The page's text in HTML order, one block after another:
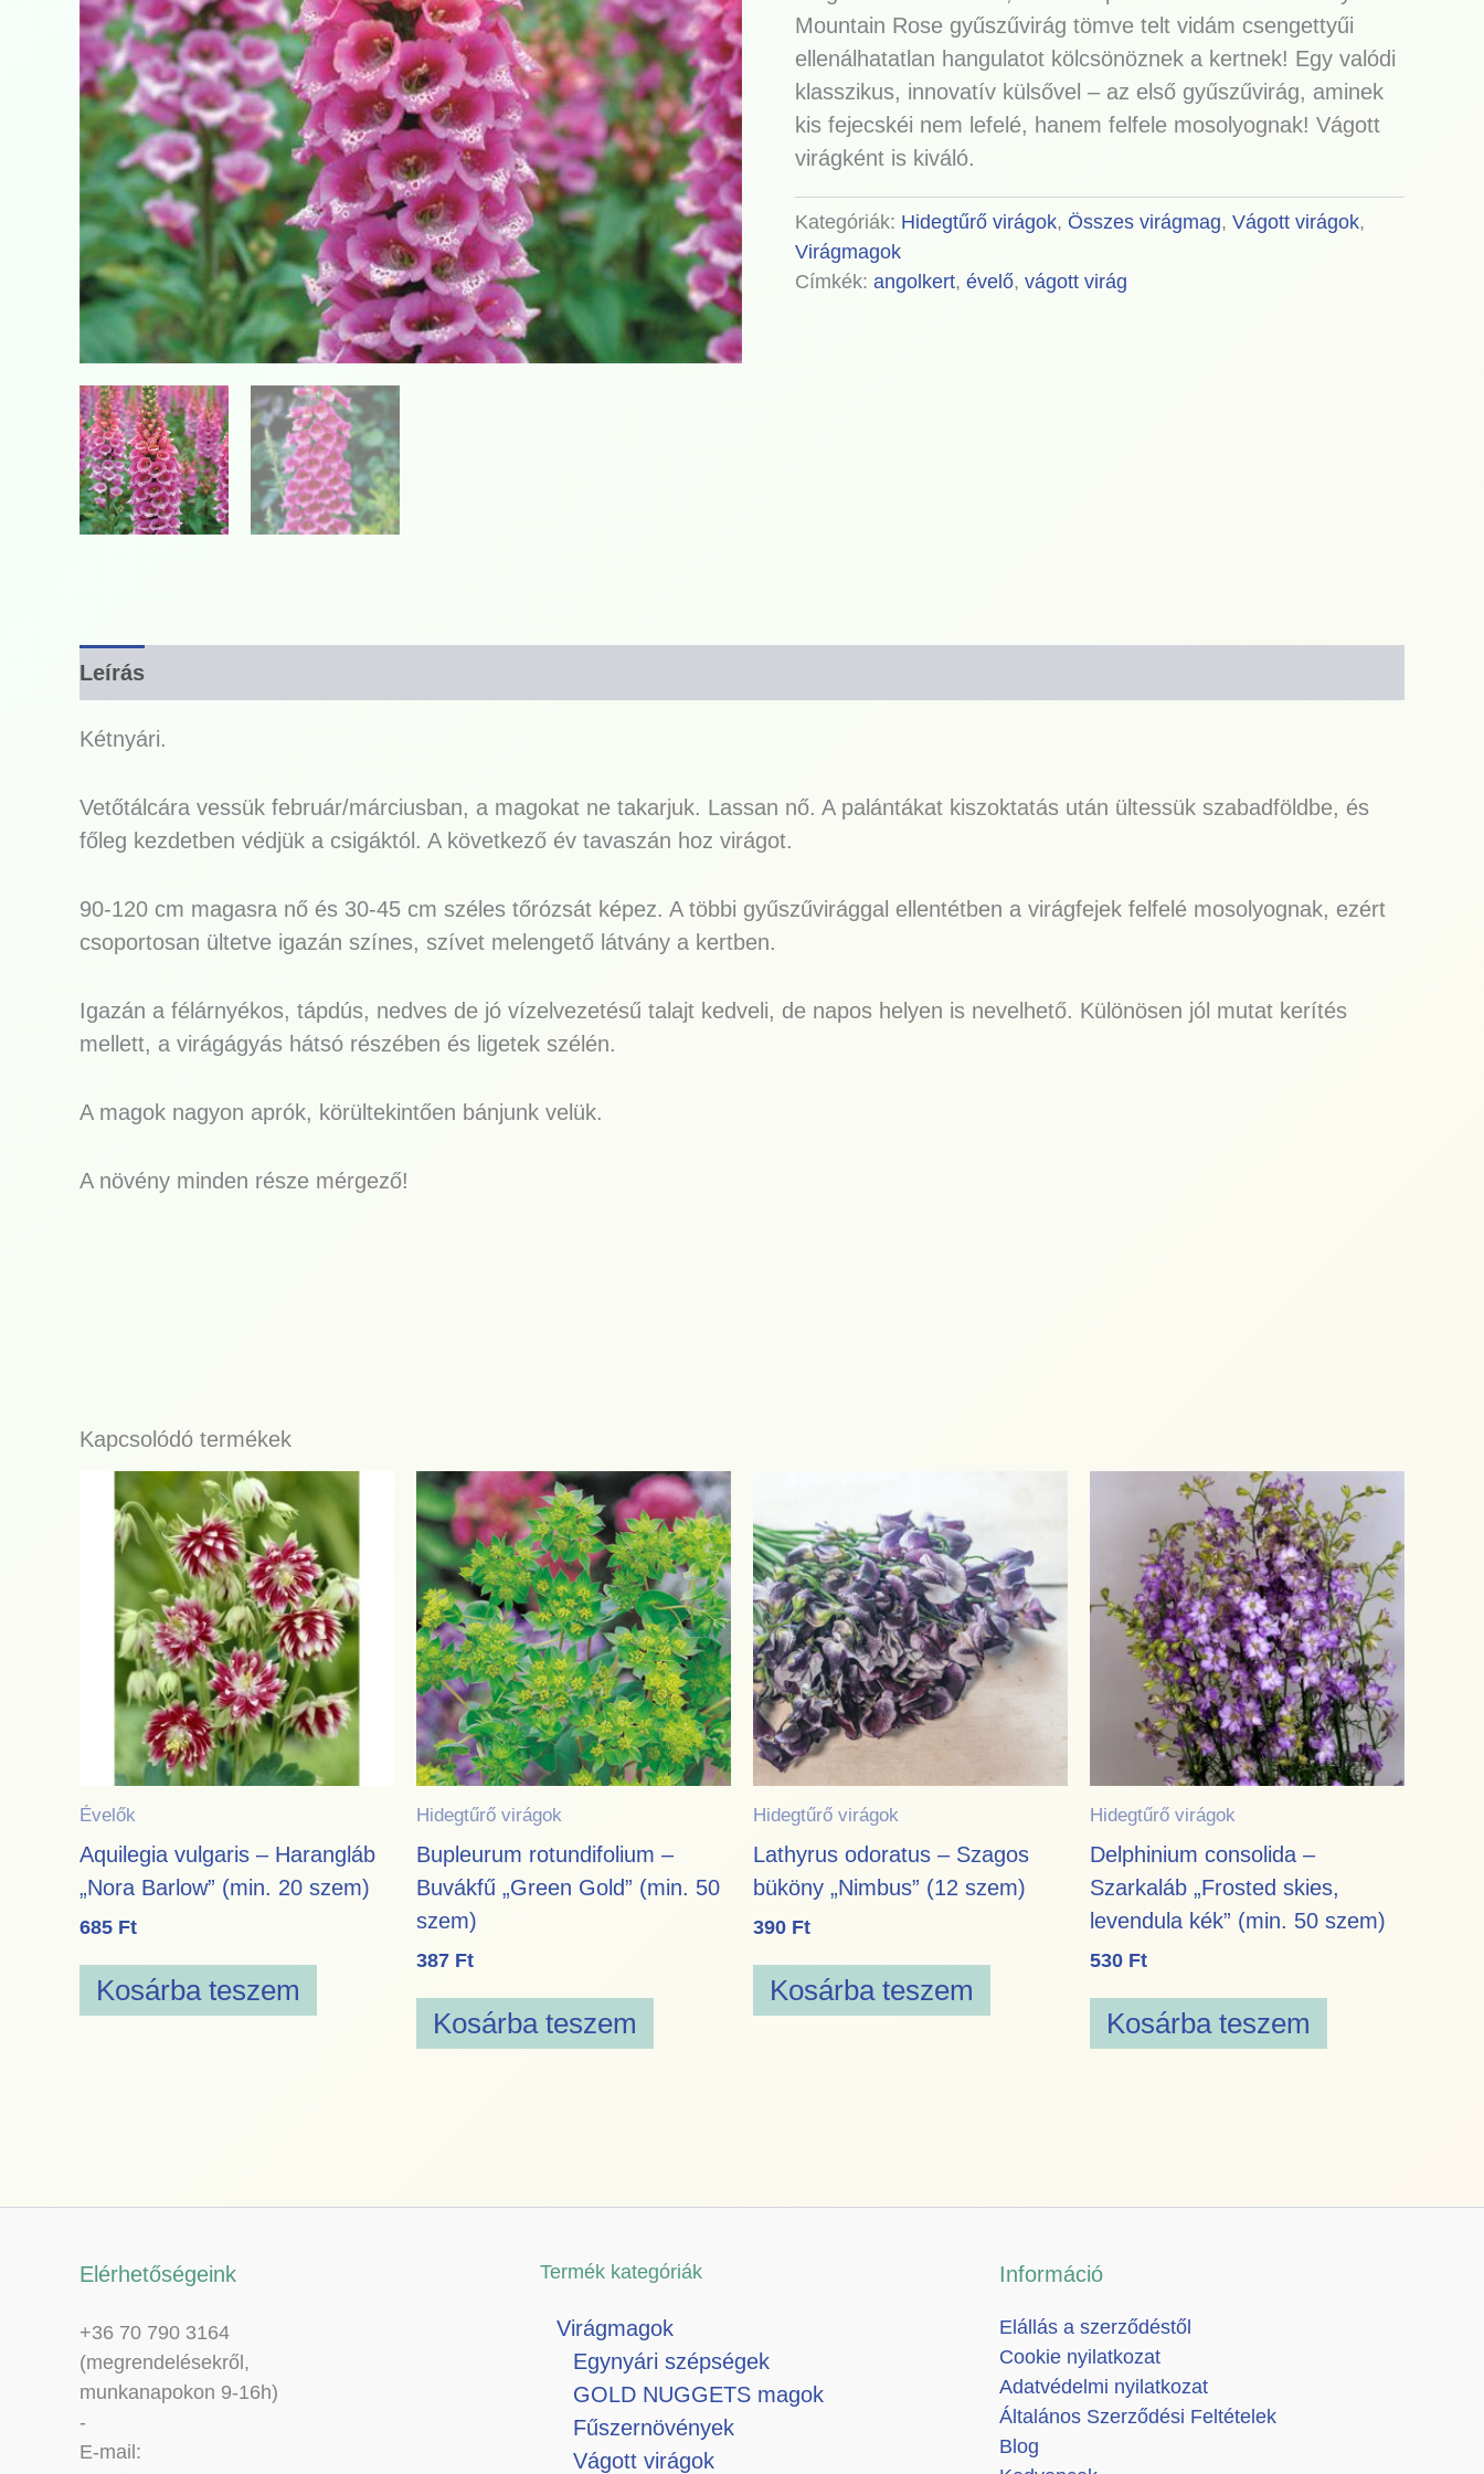
Mountain Rose gyűszűvirág tömve telt vidám csengettyűi
ellenálhatatlan hangulatot kölcsönöznek a kertnek! Egy valódi
klasszikus, innovatív külsővel – az első gyűszűvirág, aminek
kis fejecskéi nem lefelé, hanem felfele mosolyognak! Vágott
virágként is kiváló.
Kategóriák: Hidegtűrő virágok, Összes virágmag, Vágott virágok,
Virágmagok
Címkék: angolkert, évelő, vágott virág
Leírás
Kétnyári.
Vetőtálcára vessük február/márciusban, a magokat ne takarjuk. Lassan nő. A palántákat kiszoktatás után ültessük szabadföldbe, és
főleg kezdetben védjük a csigáktól. A következő év tavaszán hoz virágot.
90-120 cm magasra nő és 30-45 cm széles tőrózsát képez. A többi gyűszűvirággal ellentétben a virágfejek felfelé mosolyognak, ezért
csoportosan ültetve igazán színes, szívet melengető látvány a kertben.
Igazán a félárnyékos, tápdús, nedves de jó vízelvezetésű talajt kedveli, de napos helyen is nevelhető. Különösen jól mutat kerítés
mellett, a virágágyás hátsó részében és ligetek szélén.
A magok nagyon aprók, körültekintően bánjunk velük.
A növény minden része mérgező!
Kapcsolódó termékek
Évelők
Aquilegia vulgaris – Harangláb
„Nora Barlow” (min. 20 szem)
685 Ft
Kosárba teszem
Hidegtűrő virágok
Bupleurum rotundifolium –
Buvákfű „Green Gold” (min. 50
szem)
387 Ft
Kosárba teszem
Hidegtűrő virágok
Lathyrus odoratus – Szagos
büköny „Nimbus” (12 szem)
390 Ft
Kosárba teszem
Hidegtűrő virágok
Delphinium consolida –
Szarkaláb „Frosted skies,
levendula kék” (min. 50 szem)
530 Ft
Kosárba teszem
Elérhetőségeink
+36 70 790 3164
(megrendelésekről,
munkanapokon 9-16h)
-
E-mail:
Termék kategóriák
Virágmagok
Egynyári szépségek
GOLD NUGGETS magok
Fűszernövények
Vágott virágok
Információ
Elállás a szerződéstől
Cookie nyilatkozat
Adatvédelmi nyilatkozat
Általános Szerződési Feltételek
Blog